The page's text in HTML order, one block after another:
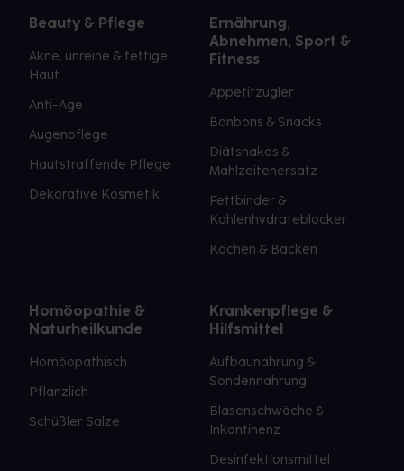
Beauty & Pflege
Akne, unreine & fettige
Haut
Anti-Age
Augenpflege
Hautstraffende Pflege
Dekorative Kosmetik
Ernährung,
Abnehmen, Sport &
Fitness
Appetitzügler
Bonbons & Snacks
Diätshakes &
Mahlzeitenersatz
Fettbinder &
Kohlenhydrateblocker
Kochen & Backen
Homöopathie &
Naturheilkunde
Homöopathisch
Pflanzlich
Schüßler Salze
Krankenpflege &
Hilfsmittel
Aufbaunahrung &
Sondennahrung
Blasenschwäche &
Inkontinenz
Desinfektionsmittel